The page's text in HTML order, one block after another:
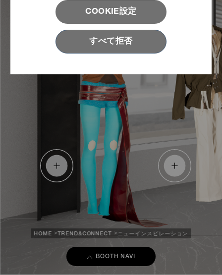
COOKIE設定
すべて拒否
HOME TREND&CONNECT ニューインスピレーション
BOOTH NAVI